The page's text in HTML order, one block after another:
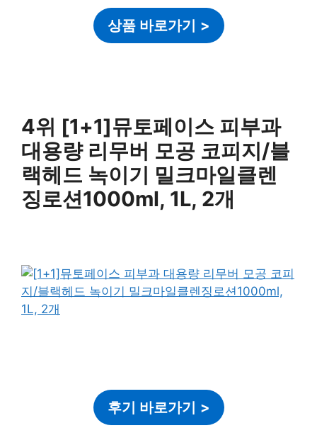
상품 바로가기 >
4위 [1+1]뮤토페이스 피부과
대용량 리무버 모공 코피지/블
랙헤드 녹이기 밀크마일클렌
징로션1000ml, 1L, 2개
후기 바로가기 >